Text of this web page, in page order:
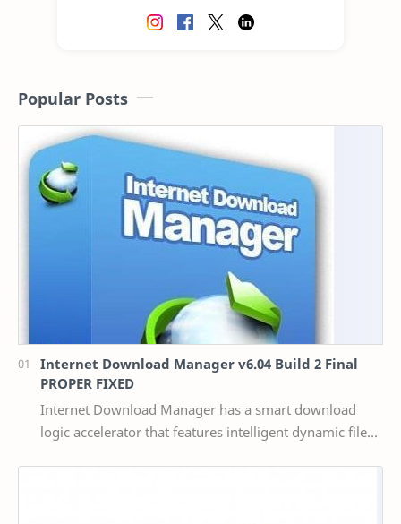
Popular Posts
Internet Download Manager v6.04 Build 2 Final
PROPER FIXED
Internet Download Manager has a smart download
logic accelerator that features intelligent dynamic file